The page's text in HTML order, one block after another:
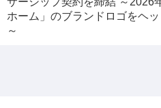
ホーム」のブランドロゴをヘ
～